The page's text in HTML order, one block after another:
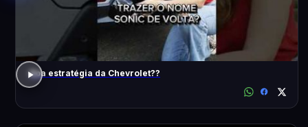
Boa estratégia da Chevrolet??